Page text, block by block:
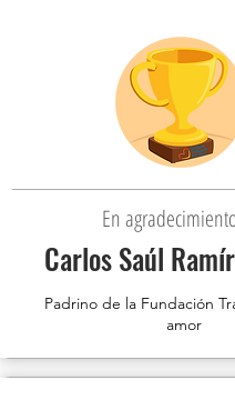
En
Carlos Saúl
Padrino de la Fundación
amor